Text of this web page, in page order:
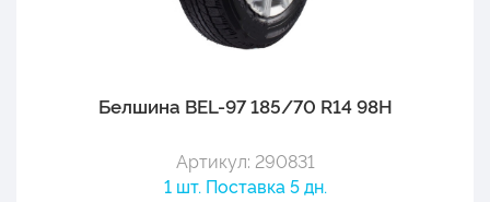
Белшина BEL-97 185/70 R14 98H
Артикул: 290831
1 шт. Поставка 5 дн.